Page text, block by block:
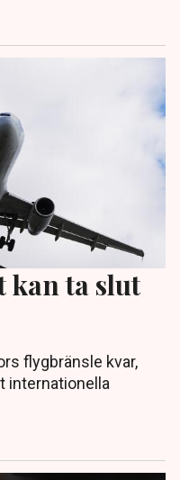
kan ta slut
flygbränsle kvar,
internationella